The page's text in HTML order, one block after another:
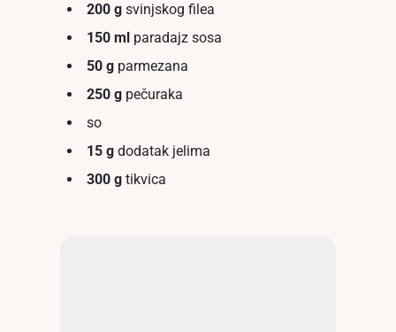
200 g svinjskog filea
150 ml paradajz sosa
50 g parmezana
250 g pečuraka
so
15 g dodatak jelima
300 g tikvica